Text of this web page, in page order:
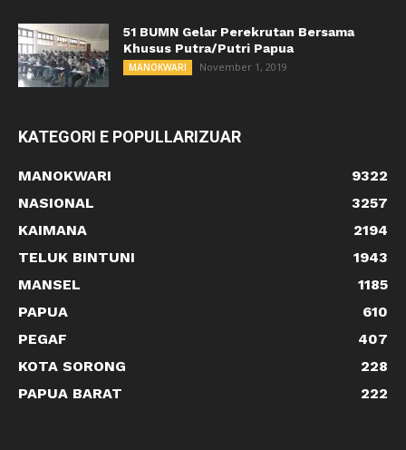
51 BUMN Gelar Perekrutan Bersama
Khusus Putra/Putri Papua
MANOKWARI November 1, 2019
KATEGORI E POPULLARIZUAR
MANOKWARI
9322
NASIONAL
3257
KAIMANA
2194
TELUK BINTUNI
1943
MANSEL
1185
PAPUA
610
PEGAF
407
KOTA SORONG
228
PAPUA BARAT
222